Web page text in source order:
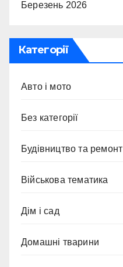
Березень 2026
Категорії
Авто і мото
Без категорії
Будівництво та ремонт
Військова тематика
Дім і сад
Домашні тварини